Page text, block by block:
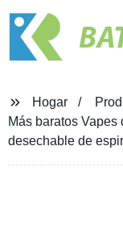
Hogar
Más baratos
desechable de